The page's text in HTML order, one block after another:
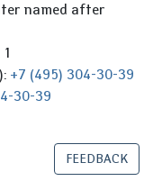
named after
+7 (495) 304-30-39
30-39
FEEDBACK